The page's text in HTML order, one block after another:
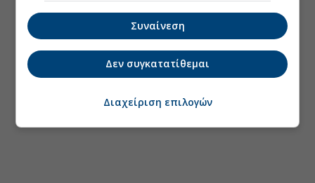
Συναίνεση
Δεν συγκατατίθεμαι
Διαχείριση επιλογών